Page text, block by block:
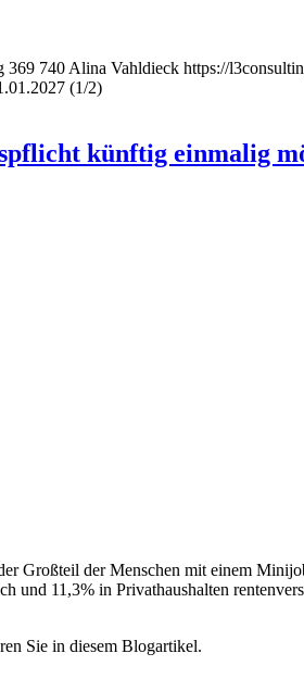
369 740 Alina Vahldieck https://
(1/2)
künftig einmalig
Großteil der Menschen mit einem
11,3% in Privathaushalten
Sie in diesem Blogartikel.